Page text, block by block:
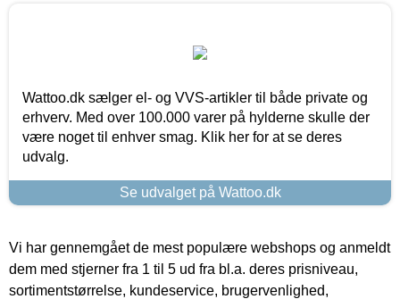
Wattoo.dk sælger el- og VVS-artikler til både private og
erhverv. Med over 100.000 varer på hylderne skulle der
være noget til enhver smag. Klik her for at se deres
udvalg.
Se udvalget på Wattoo.dk
Vi har gennemgået de mest populære webshops og anmeldt
dem med stjerner fra 1 til 5 ud fra bl.a. deres prisniveau,
sortimentstørrelse, kundeservice, brugervenlighed,